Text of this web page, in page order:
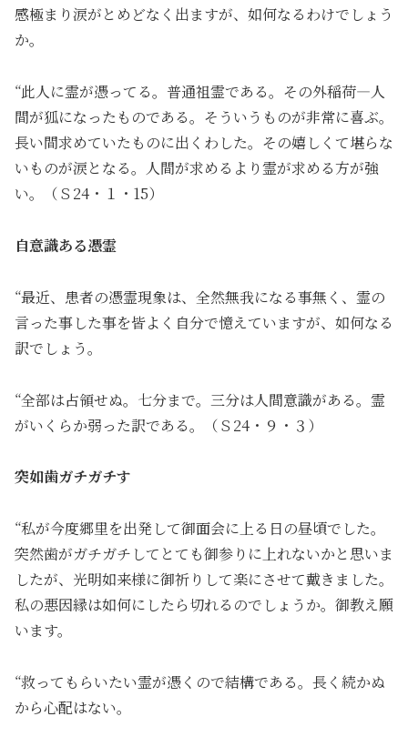
感極まり涙がとめどなく出ますが、如何なるわけでしょう
か。
“此人に霊が憑ってる。普通祖霊である。その外稲荷―人
間が狐になったものである。そういうものが非常に喜ぶ。
長い間求めていたものに出くわした。その嬉しくて堪らな
いものが涙となる。人間が求めるより霊が求める方が強
い。（Ｓ24・１・15）
自意識ある憑霊
“最近、患者の憑霊現象は、全然無我になる事無く、霊の
言った事した事を皆よく自分で憶えていますが、如何なる
訳でしょう。
“全部は占領せぬ。七分まで。三分は人間意識がある。霊
がいくらか弱った訳である。（Ｓ24・９・３）
突如歯ガチガチす
“私が今度郷里を出発して御面会に上る日の昼頃でした。
突然歯がガチガチしてとても御参りに上れないかと思いま
したが、光明如来様に御祈りして楽にさせて戴きました。
私の悪因縁は如何にしたら切れるのでしょうか。御教え願
います。
“救ってもらいたい霊が憑くので結構である。長く続かぬ
から心配はない。